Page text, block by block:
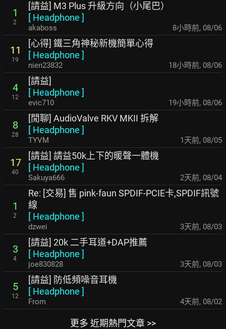
1
2
[請益] M3 Plus 升級方向（小尾巴）
[ Headphone ]
akaboss 8小時前, 08/06
11
19
[心得] 鐵三角神秘新機簡單心得
[ Headphone ]
nien23832 18小時前, 08/06
4
12
[請益]
[ Headphone ]
evic710 19小時前, 08/06
8
28
[閒聊] AudioValve RKV MKII 拆解
[ Headphone ]
TYVM 1天前, 08/05
17
40
[請益] 請益50k上下的暖聲一體機
[ Headphone ]
Sakuya666 2天前, 08/04
1
2
Re: [交易] 售 pink-faun SPDIF-PCIE卡,SPDIF訊號
線
[ Headphone ]
dzwei 3天前, 08/03
3
4
[請益] 20k 二手耳道+DAP推薦
[ Headphone ]
joe830828 3天前, 08/03
5
12
[請益] 防低頻噪音耳機
[ Headphone ]
From 4天前, 08/02
更多 近期熱門文章 >>